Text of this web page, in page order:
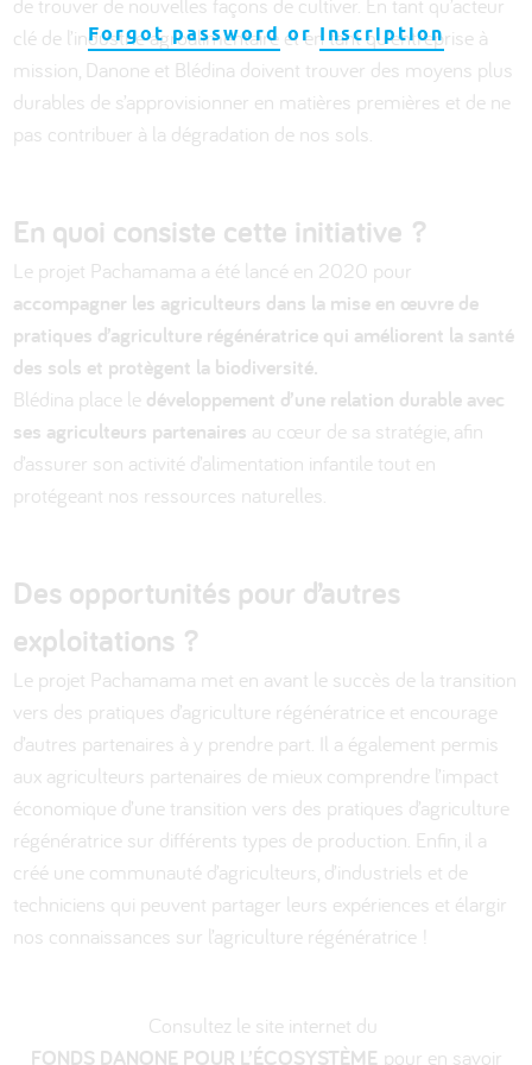
de trouver de nouvelles façons de cultiver. En tant qu’acteur
clé de l’industrie agroalimentaire et en tant qu’entreprise à
mission, Danone et Blédina doivent trouver des moyens plus
durables de s’approvisionner en matières premières et de ne
pas contribuer à la dégradation de nos sols.
En quoi consiste cette initiative ?
Le projet Pachamama a été lancé en 2020 pour
accompagner les agriculteurs dans la mise en œuvre de
pratiques d’agriculture régénératrice qui améliorent la santé
des sols et protègent la biodiversité.
Blédina place le développement d’une relation durable avec
ses agriculteurs partenaires au cœur de sa stratégie, afin
d’assurer son activité d’alimentation infantile tout en
protégeant nos ressources naturelles. ​
Des opportunités pour d’autres
exploitations ?
Le projet Pachamama met en avant le succès de la transition
vers des pratiques d’agriculture régénératrice et encourage
d’autres partenaires à y prendre part. Il a également permis
aux agriculteurs partenaires de mieux comprendre l’impact
économique d’une transition vers des pratiques d’agriculture
régénératrice sur différents types de production. Enfin, il a
créé une communauté d’agriculteurs, d’industriels et de
techniciens qui peuvent partager leurs expériences et élargir
nos connaissances sur l’agriculture régénératrice !
Consultez le site internet du
FONDS DANONE POUR L’ÉCOSYSTÈME pour en savoir
Forgot password orInscription